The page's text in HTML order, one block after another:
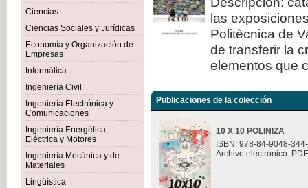
Ciencias
Ciencias Sociales y Jurídicas
Economía y Organización de
Empresas
Informática
Ingeniería Civil
Ingeniería Electrónica y
Comunicaciones
Ingeniería Energética,
Eléctrica y Motores
Ingeniería Mecánica y de
Materiales
Lingüística
las
Politècnica de
de transferir la
elementos que
Publicaciones de la colección
10 X 10 POLINIZA
ISBN: 978-84-9048-
Archivo electrónico.